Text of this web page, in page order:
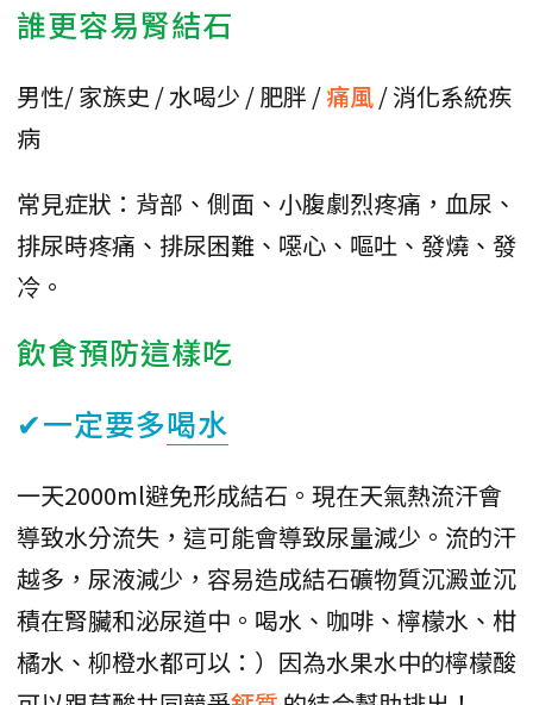
誰更容易腎結石
男性/ 家族史 / 水喝少 / 肥胖 /痛風/ 消化系統疾
病
常見症狀：背部、側面、小腹劇烈疼痛，血尿、
排尿時疼痛、排尿困難、噁心、嘔吐、發燒、發
冷。
飲食預防這樣吃
✔一定要多喝水
一天2000ml避免形成結石。現在天氣熱流汗會
導致水分流失，這可能會導致尿量減少。流的汗
越多，尿液減少，容易造成結石礦物質沉澱並沉
積在腎臟和泌尿道中。喝水、咖啡、檸檬水、柑
橘水、柳橙水都可以：）因為水果水中的檸檬酸